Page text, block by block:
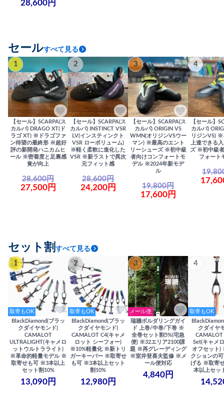
28,600円
セールすべて見る
1
【セール】SCARPA(ス
カルパ) DRAGO XT(ド
ラゴ XT) ※ドラゴファ
ン待望の最終形 ※超好
評の新開発ハニカムヒ
ール ※密着度と足裏感
覚が向上
28,600円
27,500円
2
【セール】SCARPA(ス
カルパ) INSTINCT VSR
LV(インスティンクト
VSR ローボリューム)
※軽く柔軟に進化した
VSR ※新ラストで異次
元フィット感
28,600円
24,200円
3
【セール】SCARPA(ス
カルパ) ORIGIN VS
WMN(オリジンVSウー
マン) ※最高のエント
リーシューズ ※初中級
者向けコンフォートモ
デル ※2024年新モデ
ル
19,800円
17,600円
4
【セール】
カルパ)
リジンVS) ※
上達できる
ズ ※初中級
フォート
セット割 すべて見る
1
取寄もOK
BlackDiamond(ブラッ
クダイヤモンド)
CAMALOT
ULTRALIGHT(キャメロ
ットウルトラライト)
※革命的軽量モデル ※
取寄せも可 ※3本以上
セット割10%
13,090円
2
取寄もOK
BlackDiamond(ブラッ
クダイヤモンド)
CAMALOT C4(キャメ
ロット シーフォー)
※10%軽量化 ※新トリ
ガーキーパー ※取寄せ
も可 ※3本以上セット
割10%
12,980円
3
メール便
瑞牆ボルダリングガイ
ド 上巻/中巻/下巻 ※
全巻セット割5%(宅急
便) ※32エリア2100課
題 ※再グレーディング
※室井登喜夫監修 ※メ
ール便対応
4,840円
4
取寄もOK
クダイヤ
Set(キャメ
オフセット)
クションの
げる ※取寄
本以上セッ